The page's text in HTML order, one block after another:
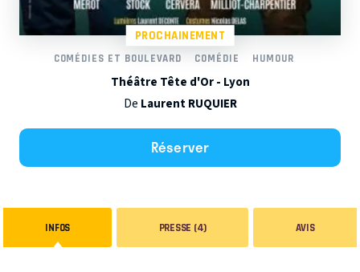
PROCHAINEMENT
COMÉDIES ET BOULEVARD COMÉDIE HUMOUR
Théâtre Tête d'Or - Lyon
De Laurent RUQUIER
Réserver
INFOS PRESSE (4) AVIS